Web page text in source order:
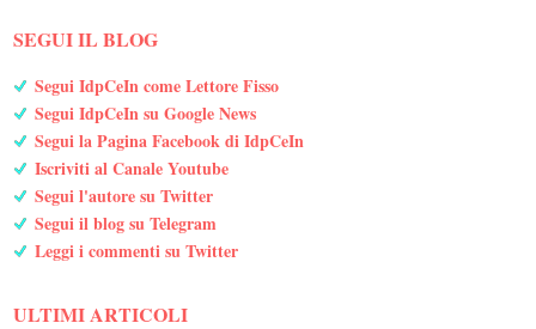
SEGUI IL BLOG
Segui IdpCeIn come Lettore Fisso
Segui IdpCeIn su Google News
Segui la Pagina Facebook di IdpCeIn
Iscriviti al Canale Youtube
Segui l'autore su Twitter
Segui il blog su Telegram
Leggi i commenti su Twitter
ULTIMI ARTICOLI